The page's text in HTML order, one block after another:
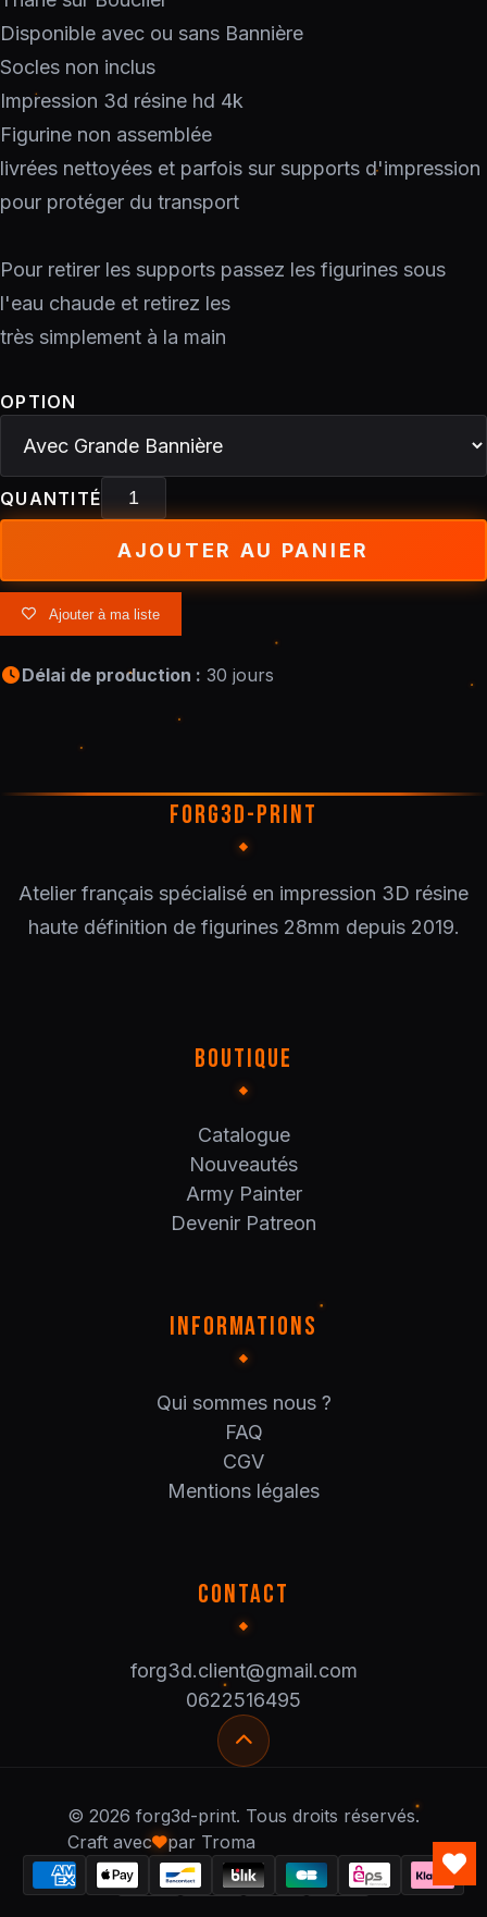
Disponible avec ou sans Bannière
Socles non inclus
Impression 3d résine hd 4k
Figurine non assemblée
livrées nettoyées et parfois sur supports d'impression
pour protéger du transport
Pour retirer les supports passez les figurines sous
l'eau chaude et retirez les
très simplement à la main
OPTION
QUANTITÉ
AJOUTER AU PANIER
Ajouter à ma liste
Délai de production : 30 jours
FORG3D-PRINT
Atelier français spécialisé en impression 3D résine
haute définition de figurines 28mm depuis 2019.
BOUTIQUE
Catalogue
Nouveautés
Army Painter
Devenir Patreon
INFORMATIONS
Qui sommes nous ?
FAQ
CGV
Mentions légales
CONTACT
forg3d.client@gmail.com
0622516495
© 2026 forg3d-print. Tous droits réservés.
Craft avec
par Troma